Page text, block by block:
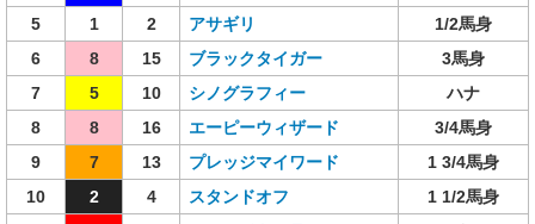
5
1 2 アサギリ
1/2馬身
6
8 15 ブラックタイガー
3馬身
7
5 10 シノグラフィー
ハナ
8
8 16 エーピーウィザード
3/4馬身
9
7 13 プレッジマイワード
1 3/4馬身
10
2 4 スタンドオフ
1 1/2馬身